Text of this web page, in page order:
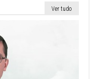
Ver tudo